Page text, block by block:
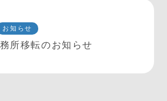
お知らせ
所移転のお知らせ